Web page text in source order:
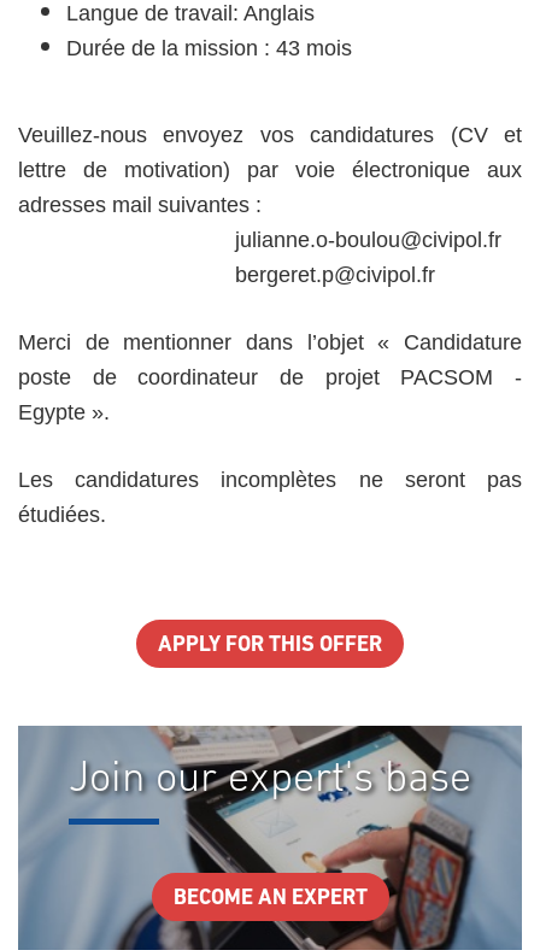
Langue de travail: Anglais
Durée de la mission : 43 mois
Veuillez-nous envoyez vos candidatures (CV et
lettre de motivation) par voie électronique aux
adresses mail suivantes :
julianne.o-boulou@civipol.fr
bergeret.p@civipol.fr
Merci de mentionner dans l’objet « Candidature
poste de coordinateur de projet PACSOM -
Egypte ».
Les candidatures incomplètes ne seront pas
étudiées.
APPLY FOR THIS OFFER
Join our expert's base
BECOME AN EXPERT